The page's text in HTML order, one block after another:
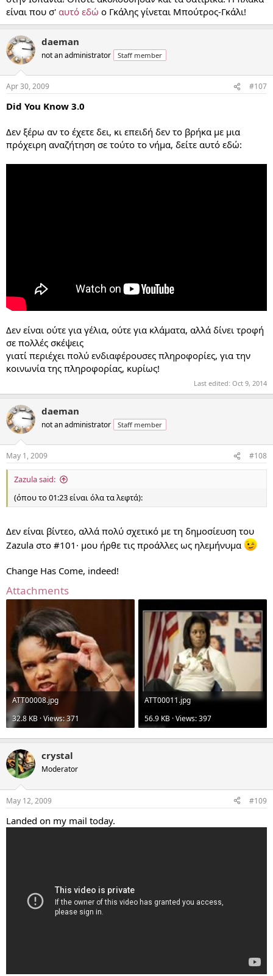
είναι που σ' αυτό εδώ ο Γκάλης γίνεται Μπούτρος-Γκάλι!
daeman
not an administrator Staff member
Apr 30, 2009 #107
Did You Know 3.0
Δεν ξέρω αν το έχετε δει, κι επειδή δεν το βρήκα με μια
πρόχειρη αναζήτηση σε τούτο το νήμα, δείτε αυτό εδώ:
Δεν είναι ούτε για γέλια, ούτε για κλάματα, αλλά δίνει τροφή
σε πολλές σκέψεις
γιατί περιέχει πολύ ενδιαφέρουσες πληροφορίες, για την
κοινωνία της πληροφορίας, κυρίως!
Last edited: Oct 9, 2014
daeman
not an administrator Staff member
May 1, 2009 #108
Zazula said:
(όπου το 01:23 είναι όλα τα λεφτά):
Δεν είναι βίντεο, αλλά πολύ σχετικό με τη δημοσίευση του
Zazula στο #101· μου ήρθε τις προάλλες ως ηλεμήνυμα
Change Has Come, indeed!
Attachments
ATT00008.jpg
32.8 KB · Views: 371
ATT00011.jpg
56.9 KB · Views: 397
crystal
Moderator
May 12, 2009 #109
Landed on my mail today.